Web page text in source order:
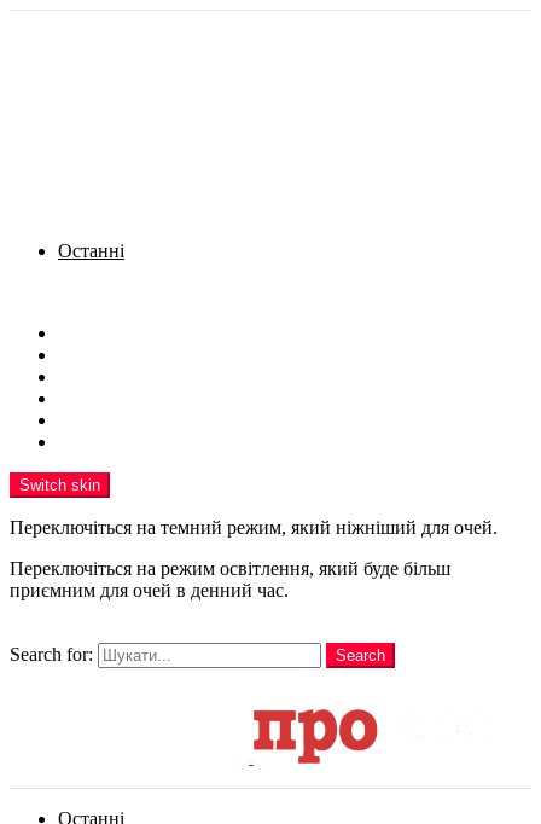
Останні
Switch skin
Переключіться на темний режим, який ніжніший для очей.
Переключіться на режим освітлення, який буде більш
приємним для очей в денний час.
Search for:
Search
Останні